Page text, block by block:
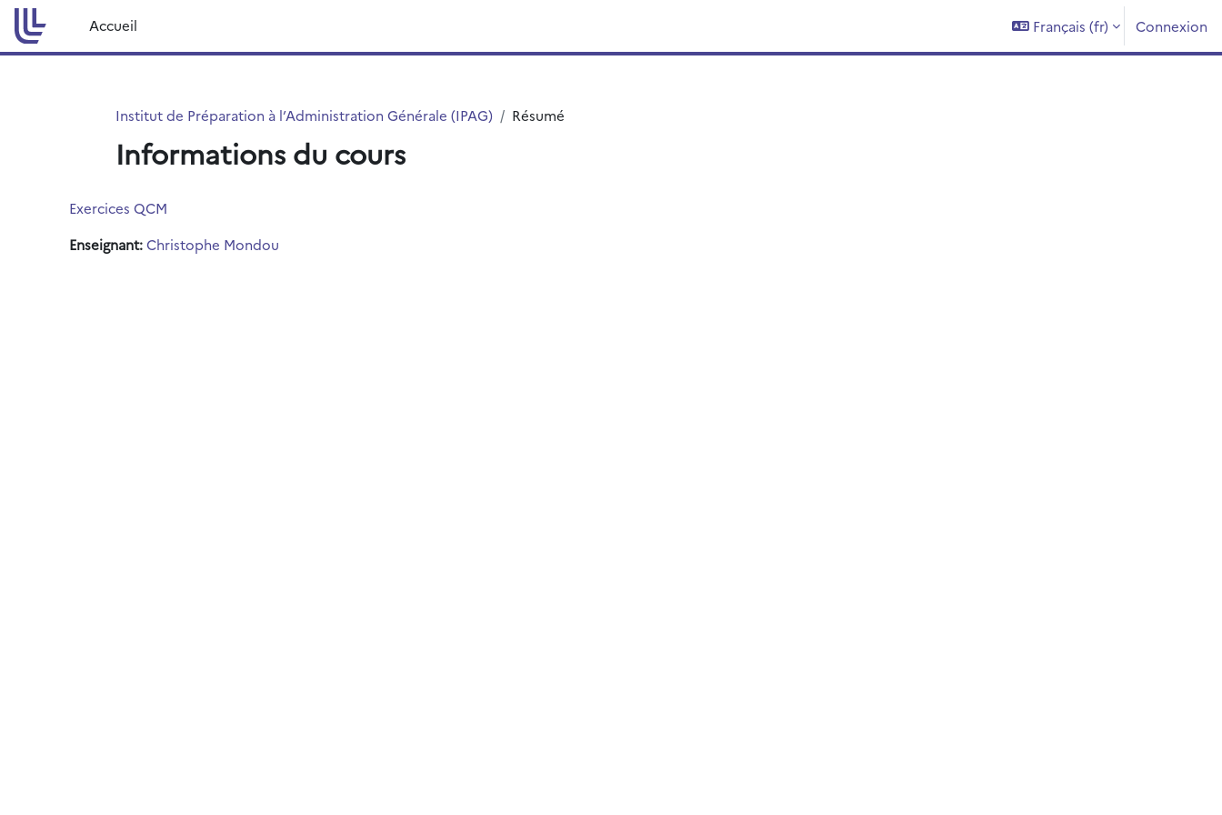
Passer au contenu principal
Accueil
Français ‎(fr)‎ Connexion
Institut de Préparation à l’Administration Générale (IPAG) Résumé
Informations du cours
Exercices QCM
Enseignant:Christophe Mondou